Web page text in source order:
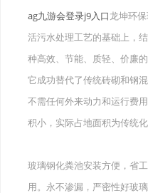
在安装绵阳玻璃钢化
使用成都玻璃钢化粪
ag九游会登录j9入口龙坤环
活污水处理工艺的基础上，
种高效、节能、质轻、价廉
它成功替代了传统砖砌和钢
不需任何外来动力和运行费
积小，实际占地面积为传统
玻璃钢化粪池安装方便，省
用。永不渗漏，严密性好玻